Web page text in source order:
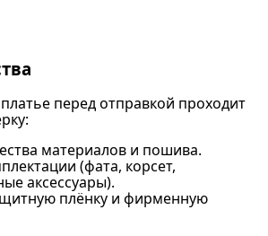
перед отправкой проходит
материалов и пошива.
(фата, корсет,
аксессуары).
плёнку и фирменную